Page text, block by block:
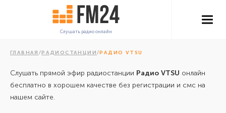
Слушать радио онлайн
ГЛАВНАЯ /РАДИОСТАНЦИИ/РАДИО VTSU
Слушать прямой эфир радиостанции Радио VTSU онлайн
бесплатно в хорошем качестве без регистрации и смс на
нашем сайте.